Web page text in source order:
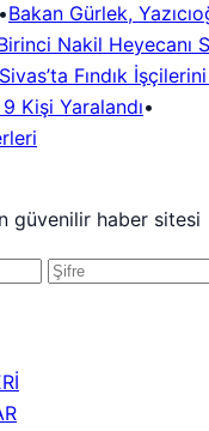
•Bakan Gürlek,
Nakil Heyecanı
Sivas’ta Fındık
Kişi Yaralandı•
güvenilir haber sitesi
Şifre